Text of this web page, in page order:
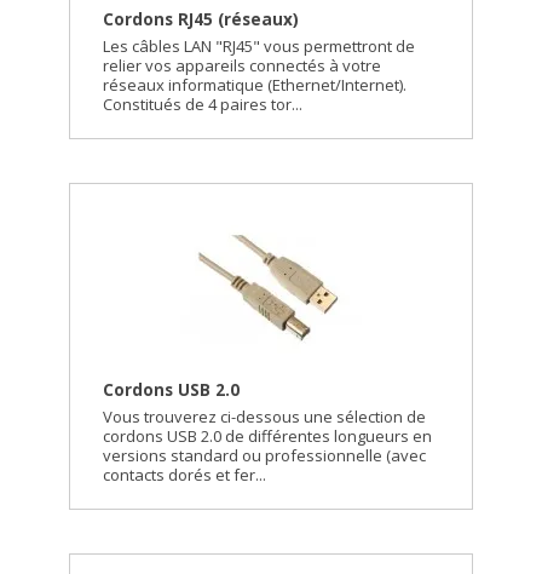
Cordons RJ45 (réseaux)
Les câbles LAN "RJ45" vous permettront de
relier vos appareils connectés à votre
réseaux informatique (Ethernet/Internet).
Constitués de 4 paires tor...
Cordons USB 2.0
Vous trouverez ci-dessous une sélection de
cordons USB 2.0 de différentes longueurs en
versions standard ou professionnelle (avec
contacts dorés et fer...